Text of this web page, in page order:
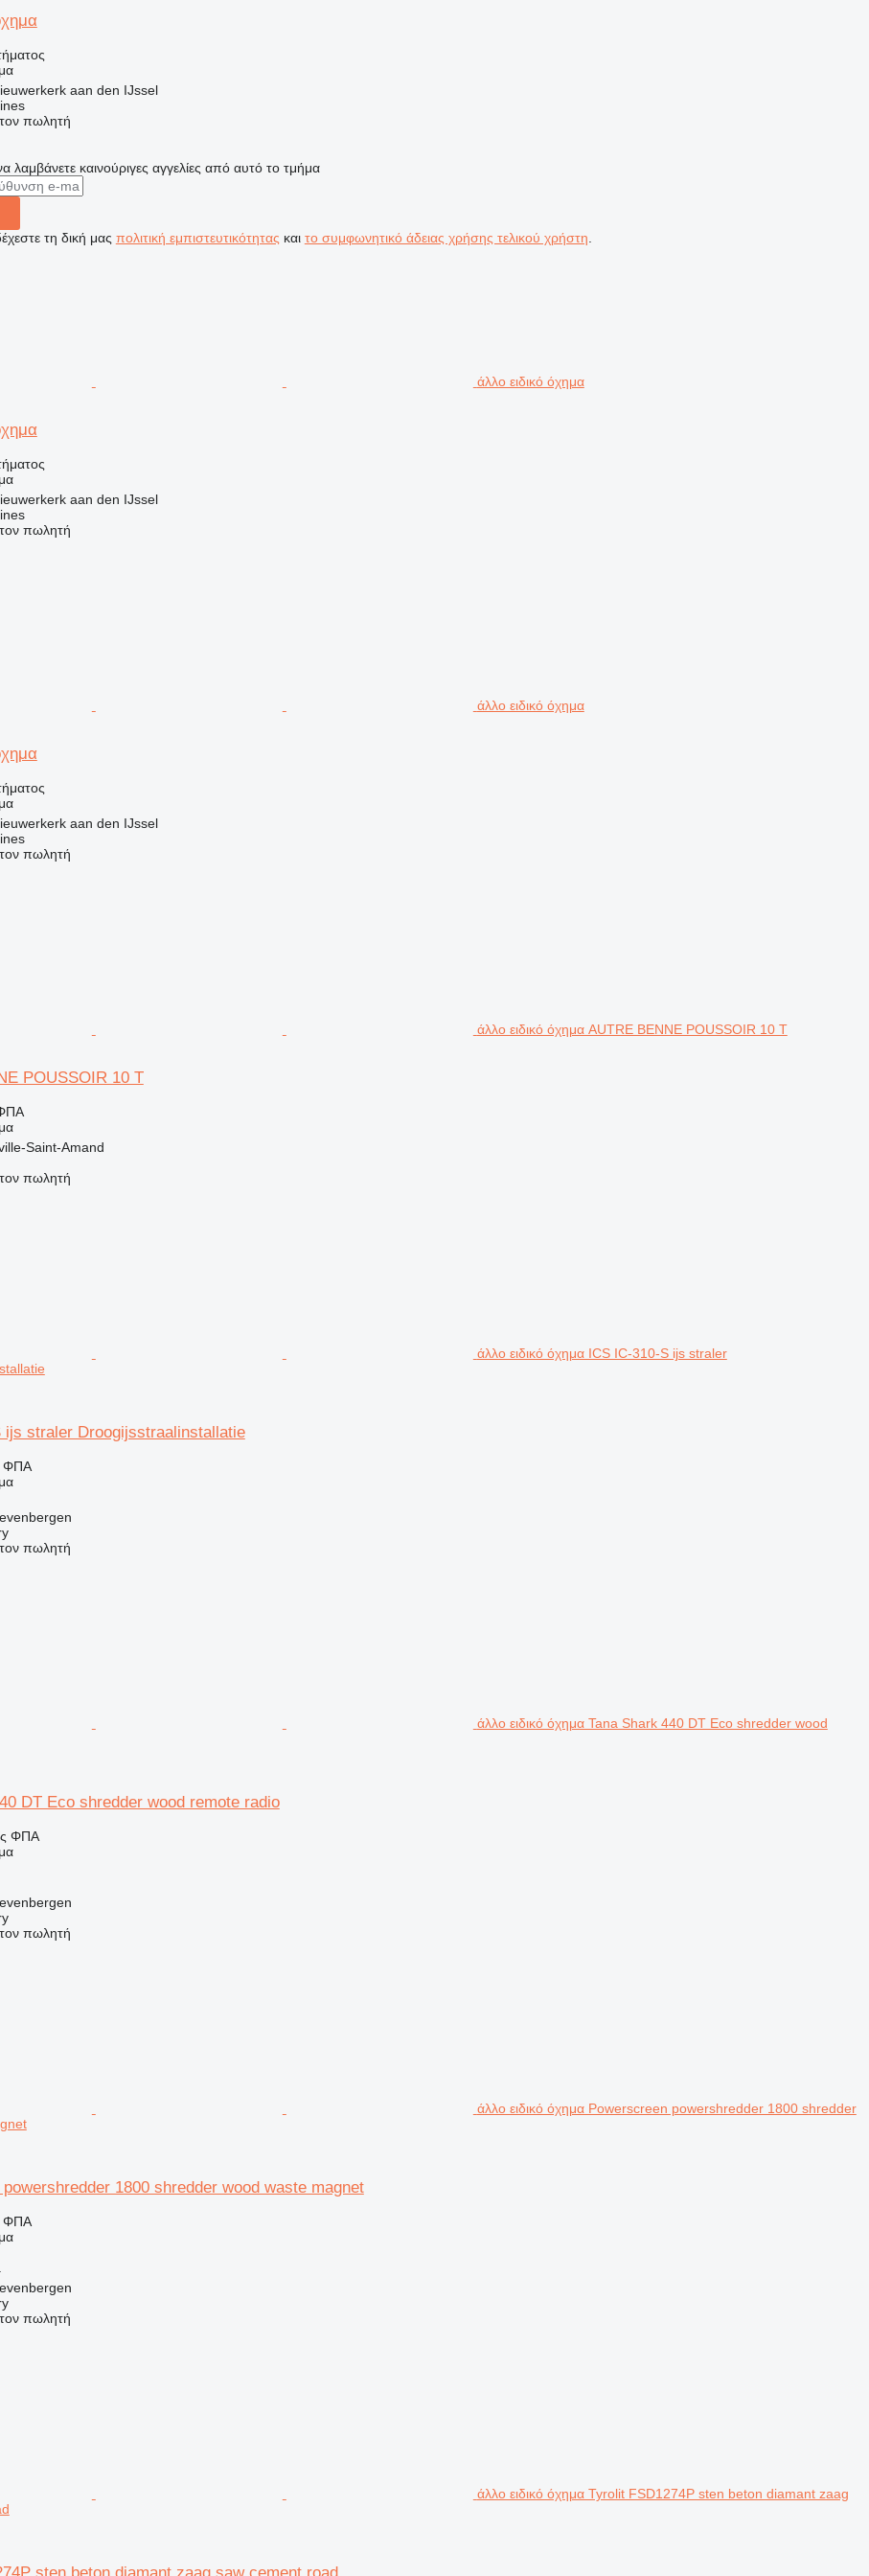
aan den IJssel
πωλητή
λαμβάνετε καινούριγες αγγελίες από αυτό το τμήμα
τη δική μας πολιτική εμπιστευτικότητας και το συμφωνητικό άδειας χρήσης τελικού χρήστη
άλλο ειδικό όχημα
aan den IJssel
πωλητή
άλλο ειδικό όχημα
aan den IJssel
πωλητή
άλλο ειδικό όχημα AUTRE BENNE POUSSOIR 10 T
POUSSOIR 10 T
Saint-Amand
πωλητή
άλλο ειδικό όχημα ICS IC-310-S ijs straler
ijs straler Droogijsstraalinstallatie
ΦΠΑ
πωλητή
άλλο ειδικό όχημα Tana Shark 440 DT Eco shredder wood
DT Eco shredder wood remote radio
ΦΠΑ
πωλητή
άλλο ειδικό όχημα Powerscreen powershredder 1800 shredder
1800 shredder wood waste magnet
ΦΠΑ
πωλητή
άλλο ειδικό όχημα Tyrolit FSD1274P sten beton diamant zaag